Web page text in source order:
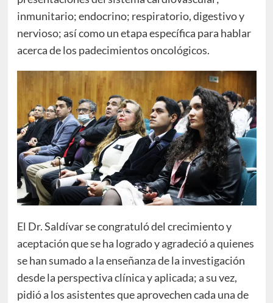
inmunitario; endocrino; respiratorio, digestivo y
nervioso; así como un etapa específica para hablar
acerca de los padecimientos oncológicos.
El Dr. Saldívar se congratuló del crecimiento y
aceptación que se ha logrado y agradeció a quienes
se han sumado a la enseñanza de la investigación
desde la perspectiva clínica y aplicada; a su vez,
pidió a los asistentes que aprovechen cada una de